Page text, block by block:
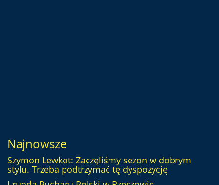
Najnowsze
Szymon Lewkot: Zaczęliśmy sezon w dobrym
stylu. Trzeba podtrzymać tę dyspozycję